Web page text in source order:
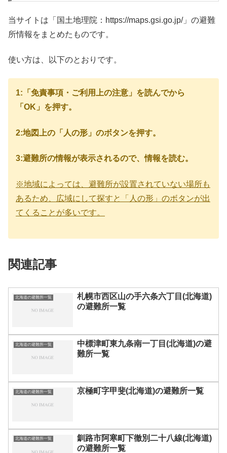
当サイトは「国土地理院：https://maps.gsi.go.jp/」の避難
所情報をまとめたものです。
使い方は、以下のとおりです。
1:「免責事項・ご利用上の注意」を読んでから
「OK」を押す。
2:地図上の「人の形」のボタンを押す。
3:避難所の情報が表示されるので、情報を読む。
※地域によっては、避難所が設置されていない場所も
あるため、広域にして探すと「人の形」のボタンが出
てくることが多いです。
関連記事
北海道の避難所一覧
札幌市西区山の手六条六丁目(北海道)
の避難所一覧
北海道の避難所一覧
中標津町東九条南一丁目(北海道)の避
難所一覧
北海道の避難所一覧 京極町字甲斐(北海道)の避難所一覧
北海道の避難所一覧
釧路市阿寒町下徹別二十八線(北海道)
の避難所一覧